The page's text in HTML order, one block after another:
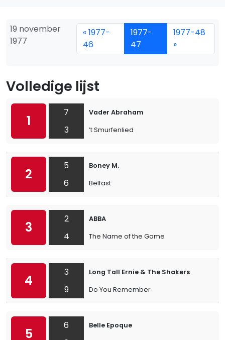
19 november
1977
« 1977-
46
1977-
47
1977-48
»
Volledige lijst
1
7
3
Vader Abraham
’t Smurfenlied
2
5
6
Boney M.
Belfast
3
2
4
ABBA
The Name of the Game
4
3
9
Long Tall Ernie & The Shakers
Do You Remember
5
6
Belle Epoque